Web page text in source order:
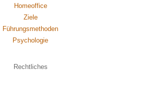
Homeoffice
Ziele
Führungsmethoden
Psychologie
Rechtliches